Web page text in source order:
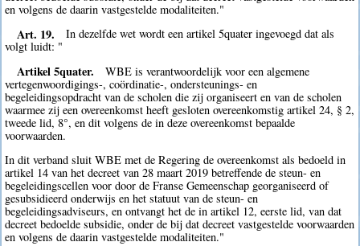
en volgens de daarin vastgestelde modaliteiten."
Art. 19.
In dezelfde wet wordt een artikel 5quater ingevoegd dat als
volgt luidt: "
Artikel 5quater.
WBE is verantwoordelijk voor een algemene
vertegenwoordigings-, coördinatie-, ondersteunings- en
begeleidingsopdracht van de scholen die zij organiseert en van de scholen
waarmee zij een overeenkomst heeft gesloten overeenkomstig artikel 24, § 2,
tweede lid, 8°, en dit volgens de in deze overeenkomst bepaalde
voorwaarden.
In dit verband sluit WBE met de Regering de overeenkomst als bedoeld in
artikel 14 van het decreet van 28 maart 2019 betreffende de steun- en
begeleidingscellen voor door de Franse Gemeenschap georganiseerd of
gesubsidieerd onderwijs en het statuut van de steun- en
begeleidingsadviseurs, en ontvangt het de in artikel 12, eerste lid, van dat
decreet bedoelde subsidie, onder de bij dat decreet vastgestelde voorwaarden
en volgens de daarin vastgestelde modaliteiten."